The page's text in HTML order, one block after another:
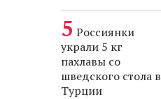
Россиянки
украли 5 кг
пахлавы со
шведского стола в
Турции